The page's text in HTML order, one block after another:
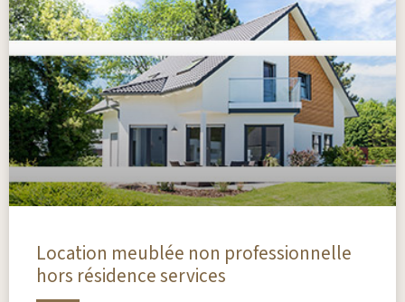
Location meublée non professionnelle
hors résidence services